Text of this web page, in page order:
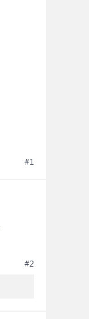
#1
#2